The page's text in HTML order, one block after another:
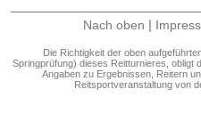
Nach oben |
Die Richtigkeit der oben
Springprüfung) dieses Reitturnieres, obligt
Angaben zu Ergebnissen, Reitern
Reitsportveranstaltung von